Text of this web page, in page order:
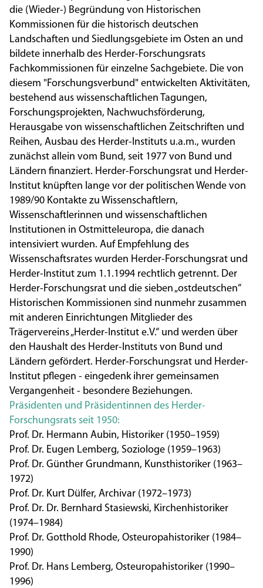
die (Wieder-) Begründung von Historischen
Kommissionen für die historisch deutschen
Landschaften und Siedlungsgebiete im Osten an und
bildete innerhalb des Herder-Forschungsrats
Fachkommissionen für einzelne Sachgebiete. Die von
diesem "Forschungsverbund" entwickelten Aktivitäten,
bestehend aus wissenschaftlichen Tagungen,
Forschungsprojekten, Nachwuchsförderung,
Herausgabe von wissenschaftlichen Zeitschriften und
Reihen, Ausbau des Herder-Instituts u.a.m., wurden
zunächst allein vom Bund, seit 1977 von Bund und
Ländern finanziert. Herder-Forschungsrat und Herder-
Institut knüpften lange vor der politischen Wende von
1989/90 Kontakte zu Wissenschaftlern,
Wissenschaftlerinnen und wissenschaftlichen
Institutionen in Ostmitteleuropa, die danach
intensiviert wurden. Auf Empfehlung des
Wissenschaftsrates wurden Herder-Forschungsrat und
Herder-Institut zum 1.1.1994 rechtlich getrennt. Der
Herder-Forschungsrat und die sieben „ostdeutschen“
Historischen Kommissionen sind nunmehr zusammen
mit anderen Einrichtungen Mitglieder des
Trägervereins „Herder-Institut e.V.“ und werden über
den Haushalt des Herder-Instituts von Bund und
Ländern gefördert. Herder-Forschungsrat und Herder-
Institut pflegen - eingedenk ihrer gemeinsamen
Vergangenheit - besondere Beziehungen.
Präsidenten und Präsidentinnen des Herder-
Forschungsrats seit 1950:
Prof. Dr. Hermann Aubin, Historiker (1950–1959)
Prof. Dr. Eugen Lemberg, Soziologe (1959–1963)
Prof. Dr. Günther Grundmann, Kunsthistoriker (1963–
1972)
Prof. Dr. Kurt Dülfer, Archivar (1972–1973)
Prof. Dr. Dr. Bernhard Stasiewski, Kirchenhistoriker
(1974–1984)
Prof. Dr. Gotthold Rhode, Osteuropahistoriker (1984–
1990)
Prof. Dr. Hans Lemberg, Osteuropahistoriker (1990–
1996)